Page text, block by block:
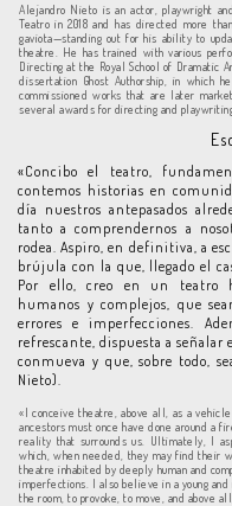
Alejandro Nieto is an actor, playwright
Teatro in 2018 and has directed more
gaviota—standing out for his ability to
theatre. He has trained with various
Directing at the Royal School of Dramatic
dissertation Ghost Authorship, in which
commissioned works that are later
several awards for directing and
«Concibo el teatro,
contemos historias en
día nuestros antepasados
tanto a comprendernos a
rodea. Aspiro, en definitiva, a
brújula con la que, llegado el
Por ello, creo en un teatro
humanos y complejos, que
errores e imperfecciones.
refrescante, dispuesta a
conmueva y que, sobre todo,
Nieto).
«I conceive theatre, above all, as a
ancestors must once have done around a
reality that surrounds us. Ultimately, I
which, when needed, they may find their
theatre inhabited by deeply human and
imperfections. I also believe in a young
the room, to provoke, to move, and above